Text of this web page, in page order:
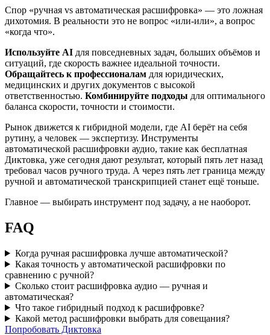
Спор «ручная vs автоматическая расшифровка» — это ложная
дихотомия. В реальности это не вопрос «или-или», а вопрос
«когда что».
Используйте AI для повседневных задач, больших объёмов и
ситуаций, где скорость важнее идеальной точности.
Обращайтесь к профессионалам для юридических,
медицинских и других документов с высокой
ответственностью. Комбинируйте подходы для оптимального
баланса скорости, точности и стоимости.
Рынок движется к гибридной модели, где AI берёт на себя
рутину, а человек — экспертизу. Инструменты
автоматической расшифровки аудио, такие как бесплатная
Диктовка, уже сегодня дают результат, который пять лет назад
требовал часов ручного труда. А через пять лет граница между
ручной и автоматической транскрипцией станет ещё тоньше.
Главное — выбирать инструмент под задачу, а не наоборот.
FAQ
Когда ручная расшифровка лучше автоматической?
Какая точность у автоматической расшифровки по
сравнению с ручной?
Сколько стоит расшифровка аудио — ручная и
автоматическая?
Что такое гибридный подход к расшифровке?
Какой метод расшифровки выбрать для совещания?
Попробовать Диктовка